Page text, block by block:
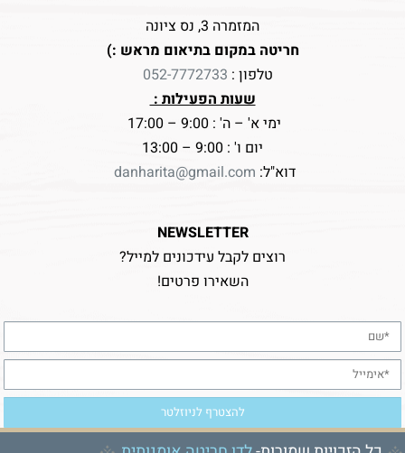
המזמרה 3, נס ציונה
חריטה במקום בתיאום מראש :)
טלפון : 052-7772733
שעות הפעילות :
ימי א' – ה' : 9:00 – 17:00
יום ו' : 9:00 – 13:00
דוא"ל: danharita@gmail.com
NEWSLETTER
רוצים לקבל עידכונים למייל?
השאירו פרטים!